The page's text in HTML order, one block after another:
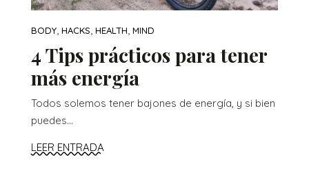
BODY HACKS HEALTH MIND
4 Tips prácticos para tener
más energía
Todos solemos tener bajones de energía, y si bien
puedes...
LEER ENTRADA